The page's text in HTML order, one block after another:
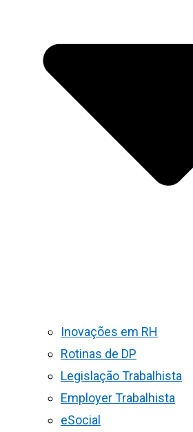
Inovações em RH
Rotinas de DP
Legislação Trabalhista
Employer Trabalhista
eSocial